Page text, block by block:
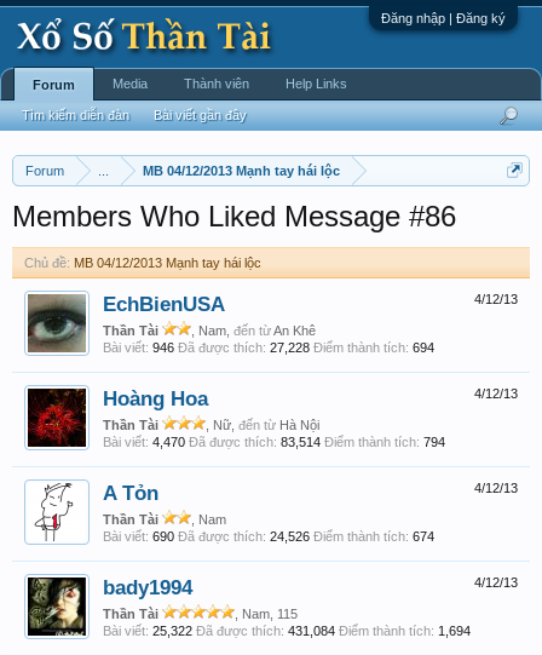
Đăng nhập | Đăng ký
Forum MB 04/12/2013 Mạnh tay hái lộc
Members Who Liked Message #86
Chủ đề: MB 04/12/2013 Mạnh tay hái lộc
4/12/13
EchBienUSA
Thần Tài , Nam, đến từAn Khê
Bài viết: 946 Đã được thích: 27,228 Điểm thành tích: 694
4/12/13
Hoàng Hoa
Thần Tài , Nữ, đến từ Hà Nội
Bài viết: 4,470 Đã được thích: 83,514 Điểm thành tích: 794
4/12/13
A Tỏn
Thần Tài
, Nam
Bài viết: 690 Đã được thích: 24,526 Điểm thành tích: 674
4/12/13
bady1994
Thần Tài
, Nam, 115
Bài viết: 25,322 Đã được thích: 431,084 Điểm thành tích: 1,694
Forum
Tìm kiếm diễn đàn Bài viết gần đây
Media Thành viên Help Links